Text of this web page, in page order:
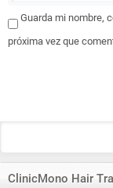
Guarda mi nombre,
próxima vez que
ClinicMono Hair